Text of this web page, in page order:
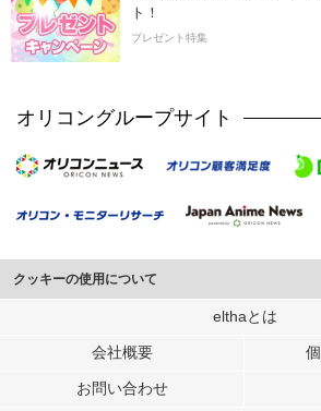
ト！
プレゼント特集
オリコングループサイト
クッキーの使用について
このサイトでは Cookie を使用して、ユーザーに合
行っています。
メディアや広告配信、データ解析の各パートナーに
elthaとは
会社概要
お問い合わせ